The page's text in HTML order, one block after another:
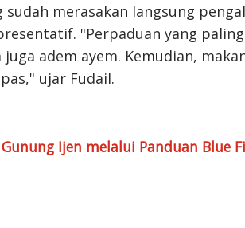
merasakan langsung
"Perpaduan yang
adem ayem. Kemudian,
ujar Fudail.
Ijen melalui Panduan Blue